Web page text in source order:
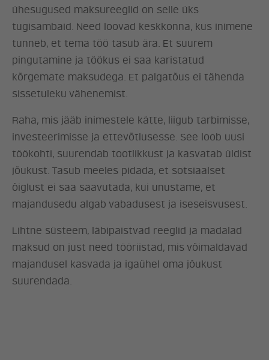
ühesugused maksureeglid on selle üks
tugisambaid. Need loovad keskkonna, kus inimene
tunneb, et tema töö tasub ära. Et suurem
pingutamine ja töökus ei saa karistatud
kõrgemate maksudega. Et palgatõus ei tähenda
sissetuleku vähenemist.
Raha, mis jääb inimestele kätte, liigub tarbimisse,
investeerimisse ja ettevõtlusesse. See loob uusi
töökohti, suurendab tootlikkust ja kasvatab üldist
jõukust. Tasub meeles pidada, et sotsiaalset
õiglust ei saa saavutada, kui unustame, et
majandusedu algab vabadusest ja iseseisvusest.
Lihtne süsteem, läbipaistvad reeglid ja madalad
maksud on just need tööriistad, mis võimaldavad
majandusel kasvada ja igaühel oma jõukust
suurendada.